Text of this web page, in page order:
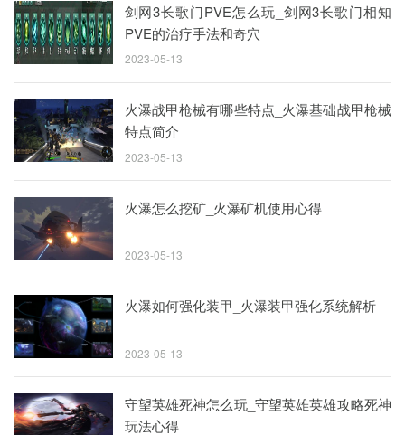
剑网3长歌门PVE怎么玩_剑网3长歌门相知
PVE的治疗手法和奇穴
2023-05-13
火瀑战甲枪械有哪些特点_火瀑基础战甲枪械
特点简介
2023-05-13
火瀑怎么挖矿_火瀑矿机使用心得
2023-05-13
火瀑如何强化装甲_火瀑装甲强化系统解析
2023-05-13
守望英雄死神怎么玩_守望英雄英雄攻略死神
玩法心得